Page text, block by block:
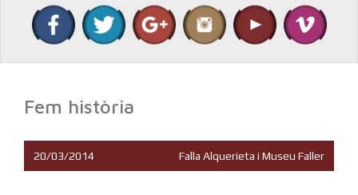
Fem història
20/03/2014 Falla Alquerieta i Museu Faller